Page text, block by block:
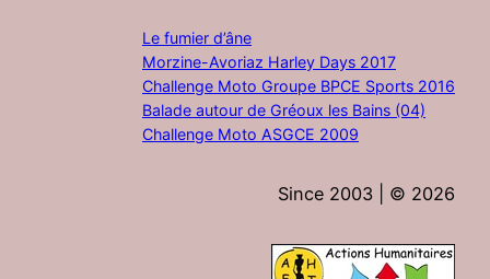
Le fumier d’âne
Morzine-Avoriaz Harley Days 2017
Challenge Moto Groupe BPCE Sports 2016
Balade autour de Gréoux les Bains (04)
Challenge Moto ASGCE 2009
Since 2003 | © 2026